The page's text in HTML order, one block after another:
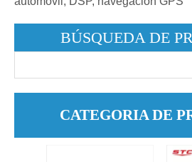
BÚSQUEDA DE
CATEGORIA DE